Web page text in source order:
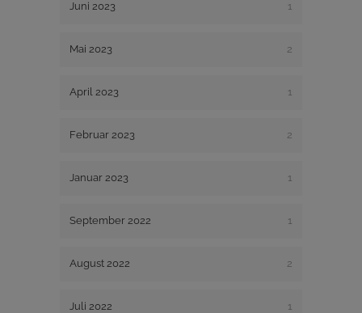
Juni 2023 1
Mai 2023 2
April 2023 1
Februar 2023 2
Januar 2023 1
September 2022 1
August 2022 2
Juli 2022 1